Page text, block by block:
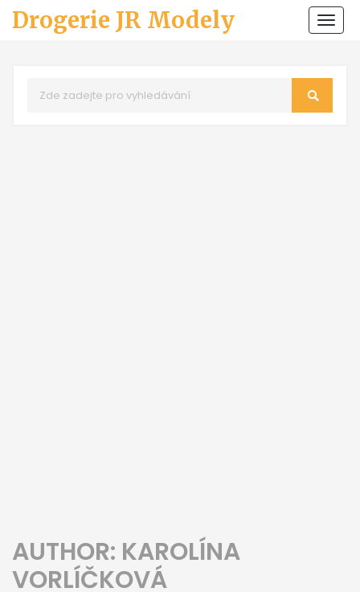
Drogerie JR Modely
AUTHOR: KAROLÍNA
VORLÍČKOVÁ